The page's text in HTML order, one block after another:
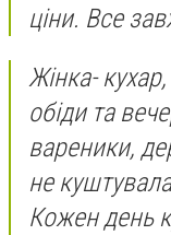
ціни. Все
Жінка-
обіди та
вареники,
не
Кожен день